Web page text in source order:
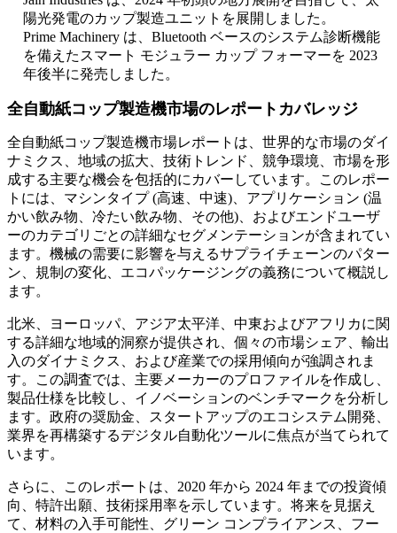
陽光発電のカップ製造ユニットを展開しました。
Prime Machinery は、Bluetooth ベースのシステム診断機能
を備えたスマート モジュラー カップ フォーマーを 2023
年後半に発売しました。
全自動紙コップ製造機市場のレポートカバレッジ
全自動紙コップ製造機市場レポートは、世界的な市場のダイ
ナミクス、地域の拡大、技術トレンド、競争環境、市場を形
成する主要な機会を包括的にカバーしています。このレポー
トには、マシンタイプ (高速、中速)、アプリケーション (温
かい飲み物、冷たい飲み物、その他)、およびエンドユーザ
ーのカテゴリごとの詳細なセグメンテーションが含まれてい
ます。機械の需要に影響を与えるサプライチェーンのパター
ン、規制の変化、エコパッケージングの義務について概説し
ます。
北米、ヨーロッパ、アジア太平洋、中東およびアフリカに関
する詳細な地域的洞察が提供され、個々の市場シェア、輸出
入のダイナミクス、および産業での採用傾向が強調されま
す。この調査では、主要メーカーのプロファイルを作成し、
製品仕様を比較し、イノベーションのベンチマークを分析し
ます。政府の奨励金、スタートアップのエコシステム開発、
業界を再構築するデジタル自動化ツールに焦点が当てられて
います。
さらに、このレポートは、2020 年から 2024 年までの投資傾
向、特許出願、技術採用率を示しています。将来を見据え
て、材料の入手可能性、グリーン コンプライアンス、フー